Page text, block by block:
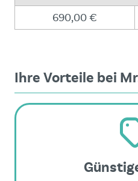
690,00 €
Ihre Vorteile bei